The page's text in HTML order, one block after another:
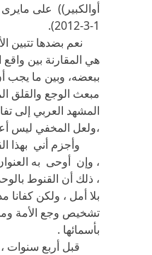
أوالكبير)) على
1-3-2012).
نعم بضدها تتبين
هي المقارنة بين
ببعضه، وبين ما يجب
مبعث الوجع والقلق
المشهد العربي إلى
،ولعل المخفي ليس
وأجزم أني بهذا
، وإن أوحى به
، ذلك أن القنوط
بلا أمل ، ولكن
تشخيص وجع الأمة
بأسمائها .
قبل أربع سنوات ،